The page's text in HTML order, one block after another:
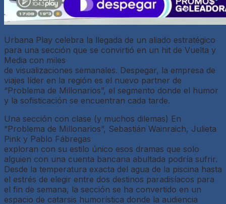
Urbana Play celebra la llegada de un aliado estratégico
para una sección que se convirtió en un hit de Vuelta y
Media con miles
de visualizaciones semanales. Despegar, la empresa de
viajes líder en la región es el nuevo partner de
“Problema de Millonarios”, el segmento donde el humor
y la sofisticación se encuentran cada tarde.
Una sección con clase (y muchos dilemas) En
“Problema de Millonarios”, Sebastián Wainraich, Julieta
Pink y Pablo Fábregas
exploran con su estilo único esos dramas que solo
alguien con una cuenta bancaria abultada podría sufrir.
Desde la temperatura exacta del agua de la piscina hasta
el estrés de elegir entre dos destinos paradisíacos para
el fin de semana, la sección se ha convertido en un
espacio de catarsis humorística donde la audiencia